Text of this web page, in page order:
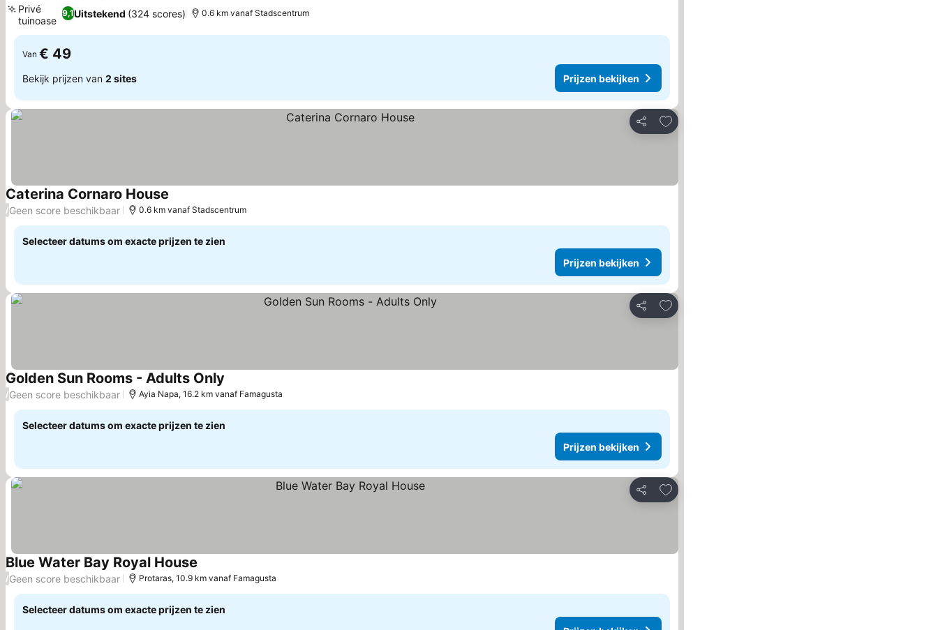
9,1Uitstekend (324 scores)
Privé
tuinoase
0.6 km vanaf Stadscentrum
Van € 49
Bekijk prijzen van 2 sites Prijzen bekijken
Delen
Toevoegen aan favorieten
Caterina Cornaro House
/Geen score beschikbaar 0.6 km vanaf Stadscentrum
Selecteer datums om exacte prijzen te zien
Prijzen bekijken
Delen
Toevoegen aan favorieten
Golden Sun Rooms - Adults Only
/Geen score beschikbaar Ayia Napa, 16.2 km vanaf Famagusta
Selecteer datums om exacte prijzen te zien
Prijzen bekijken
Delen
Toevoegen aan favorieten
Blue Water Bay Royal House
/Geen score beschikbaar Protaras, 10.9 km vanaf Famagusta
Selecteer datums om exacte prijzen te zien